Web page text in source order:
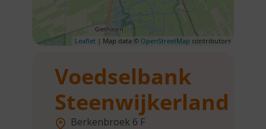
Leaflet | Map data © OpenStreetMap contributors
Voedselbank
Steenwijkerland
Berkenbroek 6 F